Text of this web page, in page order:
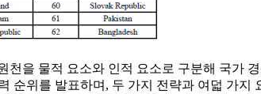
천을 물적 요소와 인적 요소로 구분해 국가
순위를 발표하며, 두 가지 전략과 여덟 가